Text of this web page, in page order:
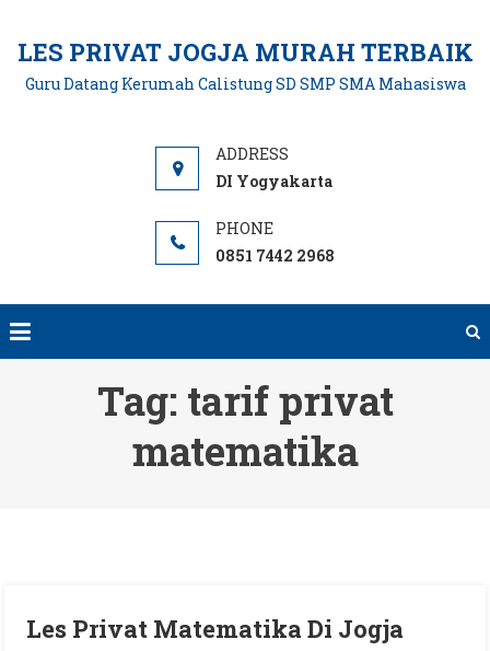
content
LES PRIVAT JOGJA MURAH TERBAIK
Guru Datang Kerumah Calistung SD SMP SMA Mahasiswa
DI Yogyakarta
0851 7442 2968
Tag: tarif privat
matematika
Les Privat Matematika Di Jogja